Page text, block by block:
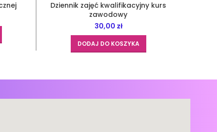
Dziennik zajęć kwalifikacyjny kurs
zawodowy
30,00 zł
DODAJ DO KOSZYKA